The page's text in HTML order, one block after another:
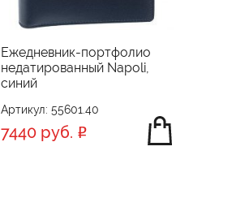
Ежедневник-портфолио
недатированный Napoli,
синий
Артикул: 55601.40
7440 руб.